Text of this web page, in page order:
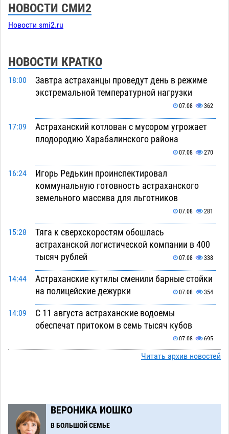
НОВОСТИ СМИ2
Новости smi2.ru
НОВОСТИ КРАТКО
18:00
Завтра астраханцы проведут день в режиме
экстремальной температурной нагрузки
07.08 362
17:09
Астраханский котлован с мусором угрожает
плодородию Харабалинского района
07.08 270
16:24
Игорь Редькин проинспектировал
коммунальную готовность астраханского
земельного массива для льготников
07.08 281
15:28
Тяга к сверхскоростям обошлась
астраханской логистической компании в 400
тысяч рублей
07.08 338
14:44
Астраханские кутилы сменили барные стойки
на полицейские дежурки
07.08 354
14:09
С 11 августа астраханские водоемы
обеспечат притоком в семь тысяч кубов
07.08 695
Астраханский аэропорт попробует отбиться
помойку
11:58 В Астрахани подросток угнал мотоцикл и
Читать архив новостей
ВЕРОНИКА ИОШКО
В БОЛЬШОЙ СЕМЬЕ